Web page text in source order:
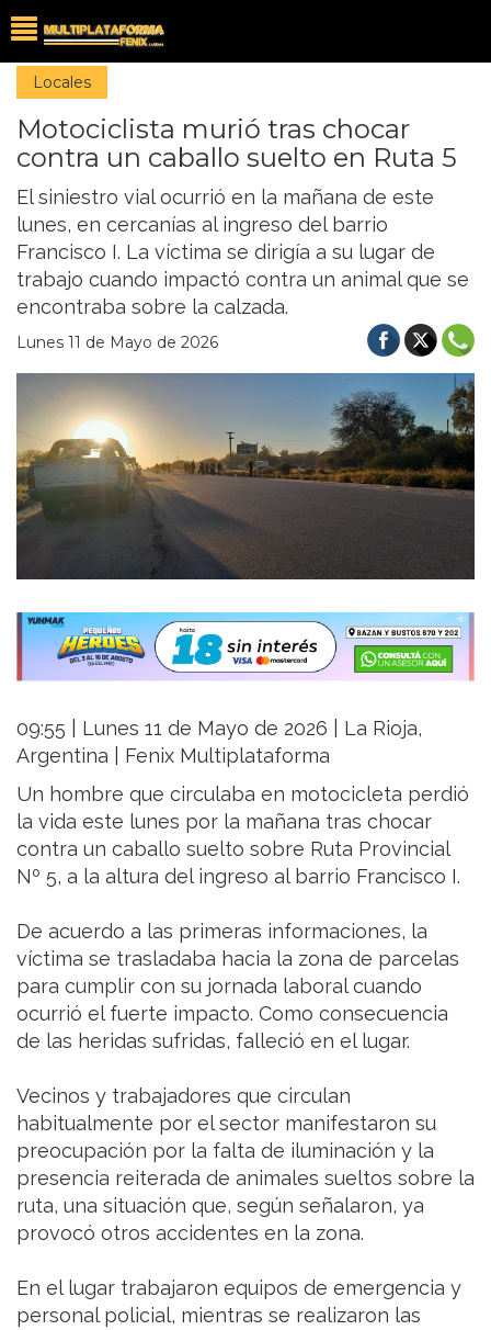
Locales
Motociclista murió tras chocar
contra un caballo suelto en Ruta 5
El siniestro vial ocurrió en la mañana de este
lunes, en cercanías al ingreso del barrio
Francisco I. La víctima se dirigía a su lugar de
trabajo cuando impactó contra un animal que se
encontraba sobre la calzada.
Lunes 11 de Mayo de 2026
09:55 | Lunes 11 de Mayo de 2026 | La Rioja,
Argentina | Fenix Multiplataforma
Un hombre que circulaba en motocicleta perdió
la vida este lunes por la mañana tras chocar
contra un caballo suelto sobre Ruta Provincial
Nº 5, a la altura del ingreso al barrio Francisco I.
De acuerdo a las primeras informaciones, la
víctima se trasladaba hacia la zona de parcelas
para cumplir con su jornada laboral cuando
ocurrió el fuerte impacto. Como consecuencia
de las heridas sufridas, falleció en el lugar.
Vecinos y trabajadores que circulan
habitualmente por el sector manifestaron su
preocupación por la falta de iluminación y la
presencia reiterada de animales sueltos sobre la
ruta, una situación que, según señalaron, ya
provocó otros accidentes en la zona.
En el lugar trabajaron equipos de emergencia y
personal policial, mientras se realizaron las